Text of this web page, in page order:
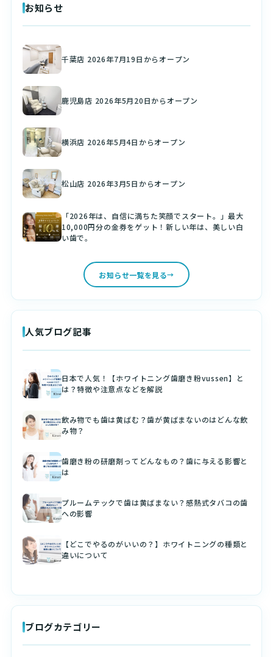
お知らせ
千葉店 2026年7月19日からオープン
鹿児島店 2026年5月20日からオープン
横浜店 2026年5月4日からオープン
松山店 2026年3月5日からオープン
「2026年は、自信に満ちた笑顔でスタート。」最大
10,000円分の金券をゲット！新しい年は、美しい白
い歯で。
お知らせ一覧を見る
人気ブログ記事
日本で人気！【ホワイトニング歯磨き粉vussen】と
は？特徴や注意点などを解説
飲み物でも歯は黄ばむ？歯が黄ばまないのはどんな飲
み物？
歯磨き粉の研磨剤ってどんなもの？歯に与える影響と
は
プルームテックで歯は黄ばまない？感熱式タバコの歯
への影響
【どこでやるのがいいの？】ホワイトニングの種類と
違いについて
ブログカテゴリー